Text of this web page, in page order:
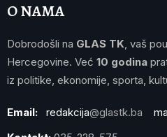
O NAMA
Dobrodošli na GLAS TK, vaš
Hercegovine. Već 10 godina
iz politike, ekonomije, sporta,
Email: redakcija@glastk.ba